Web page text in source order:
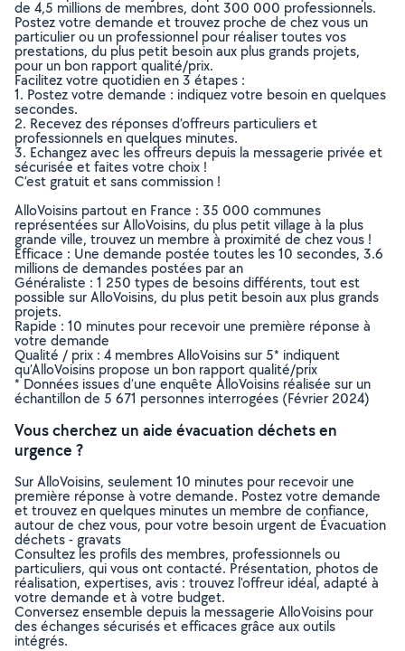
de 4,5 millions de membres, dont 300 000 professionnels.
Postez votre demande et trouvez proche de chez vous un
particulier ou un professionnel pour réaliser toutes vos
prestations, du plus petit besoin aux plus grands projets,
pour un bon rapport qualité/prix.
Facilitez votre quotidien en 3 étapes :
1. Postez votre demande : indiquez votre besoin en quelques
secondes.
2. Recevez des réponses d’offreurs particuliers et
professionnels en quelques minutes.
3. Echangez avec les offreurs depuis la messagerie privée et
sécurisée et faites votre choix !
C’est gratuit et sans commission !
AlloVoisins partout en France : 35 000 communes
représentées sur AlloVoisins, du plus petit village à la plus
grande ville, trouvez un membre à proximité de chez vous !
Efficace : Une demande postée toutes les 10 secondes, 3.6
millions de demandes postées par an
Généraliste : 1 250 types de besoins différents, tout est
possible sur AlloVoisins, du plus petit besoin aux plus grands
projets.
Rapide : 10 minutes pour recevoir une première réponse à
votre demande
Qualité / prix : 4 membres AlloVoisins sur 5* indiquent
qu’AlloVoisins propose un bon rapport qualité/prix
* Données issues d’une enquête AlloVoisins réalisée sur un
échantillon de 5 671 personnes interrogées (Février 2024)
Vous cherchez un aide évacuation déchets en
urgence ?
Sur AlloVoisins, seulement 10 minutes pour recevoir une
première réponse à votre demande. Postez votre demande
et trouvez en quelques minutes un membre de confiance,
autour de chez vous, pour votre besoin urgent de Évacuation
déchets - gravats
Consultez les profils des membres, professionnels ou
particuliers, qui vous ont contacté. Présentation, photos de
réalisation, expertises, avis : trouvez l'offreur idéal, adapté à
votre demande et à votre budget.
Conversez ensemble depuis la messagerie AlloVoisins pour
des échanges sécurisés et efficaces grâce aux outils
intégrés.